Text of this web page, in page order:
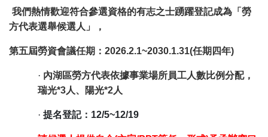
我們熱情歡迎符合參選資格的有志之士踴躍登記成為「勞
方代表選舉候選人」，
第五屆勞資會議任期：2026.2.1~2030.1.31(任期四年)
· 內湖區勞方代表依據事業場所員工人數比例分配，
瑞光*3人、陽光*2人
· 提名登記：12/5~12/19